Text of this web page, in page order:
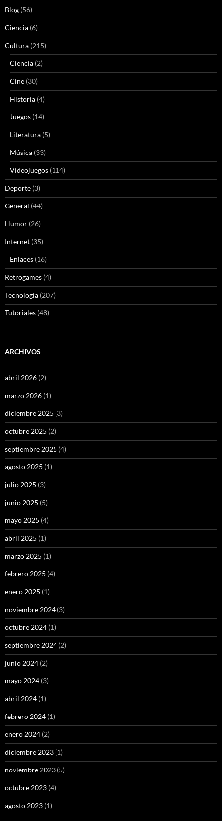
Blog (56)
Ciencia (6)
Cultura (215)
Ciencia (2)
Cine (30)
Historia (4)
Juegos (14)
Literatura (5)
Música (33)
Videojuegos (114)
Deporte (3)
General (44)
Humor (26)
Internet (35)
Enlaces (16)
Retrogames (4)
Tecnología (207)
Tutoriales (48)
ARCHIVOS
abril 2026 (2)
marzo 2026 (1)
diciembre 2025 (3)
octubre 2025 (2)
septiembre 2025 (4)
agosto 2025 (1)
julio 2025 (3)
junio 2025 (5)
mayo 2025 (4)
abril 2025 (1)
marzo 2025 (1)
febrero 2025 (4)
enero 2025 (1)
noviembre 2024 (3)
octubre 2024 (1)
septiembre 2024 (2)
junio 2024 (2)
mayo 2024 (3)
abril 2024 (1)
febrero 2024 (1)
enero 2024 (2)
diciembre 2023 (1)
noviembre 2023 (5)
octubre 2023 (4)
agosto 2023 (1)